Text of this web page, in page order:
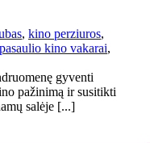
, kino perziuros,
pasaulio kino vakarai,
gyventi
pažinimą ir susitikti
salėje [...]